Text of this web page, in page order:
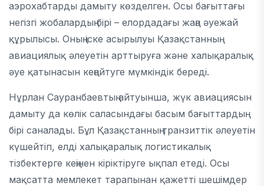
аэрохабтарды дамыту көзделген. Осы бағыттағы
негізгі жобалардың бірі – елордадағы жаңа әуежай
құрылысы. Оның іске асырылуы Қазақстанның
авиациялық әлеуетін арттыруға және халықаралық
әуе қатынасын кеңейтуге мүмкіндік береді.
Нұрлан Сауранбаевтың айтуынша, жүк авиациясын
дамыту да көлік саласындағы басым бағыттардың
бірі саналады. Бұл Қазақстанның транзиттік әлеуетін
күшейтіп, елді халықаралық логистикалық
тізбектерге кеңінен кіріктіруге ықпал етеді. Осы
мақсатта мемлекет тарапынан қажетті шешімдер